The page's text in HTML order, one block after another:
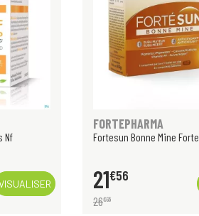
Nf
FORTEPHARMA
Fortesun Bonne Mine
21€56
26€95